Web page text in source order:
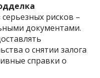
рисков –
документами.
о снятии залога
справки о